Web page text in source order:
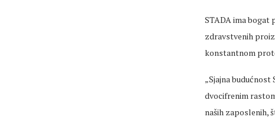
STADA ima
zdravstvenih
konstantnom
„Sjajna
dvocifrenim
naših zaposlenih,